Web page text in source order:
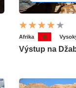
Afrika
Výstup na